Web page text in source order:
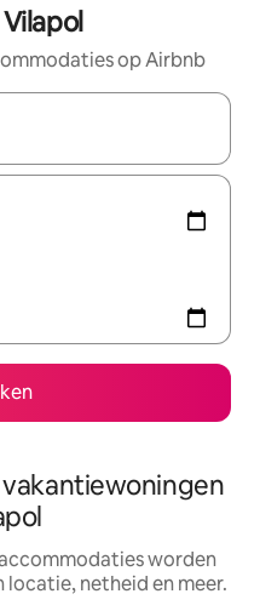
op Airbnb
zijn, maak je een keuze
worden
netheid en meer.